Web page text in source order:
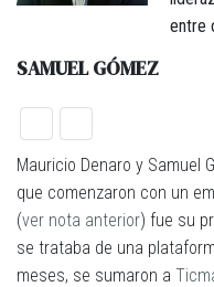
entre
SAMUEL GÓMEZ
Mauricio Denaro y Samuel
que comenzaron con un
(ver nota anterior) fue su
se trataba de una
meses, se sumaron a